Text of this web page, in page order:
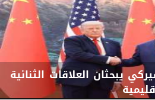
يبحثان العلاقات الثنائية